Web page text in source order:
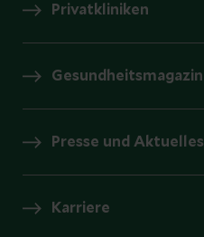
Privatkliniken
Gesundheitsmagazin
Presse und Aktuelles
Karriere